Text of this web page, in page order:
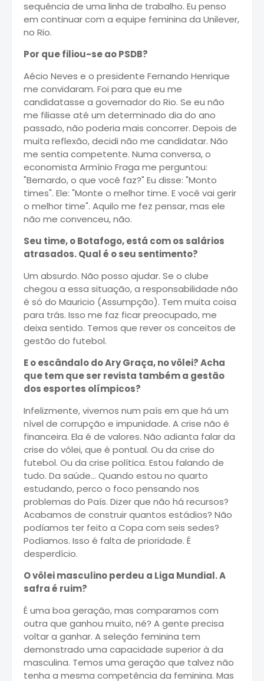
sequência de uma linha de trabalho. Eu penso
em continuar com a equipe feminina da Unilever,
no Rio.
Por que filiou-se ao PSDB?
Aécio Neves e o presidente Fernando Henrique
me convidaram. Foi para que eu me
candidatasse a governador do Rio. Se eu não
me filiasse até um determinado dia do ano
passado, não poderia mais concorrer. Depois de
muita reflexão, decidi não me candidatar. Não
me sentia competente. Numa conversa, o
economista Armínio Fraga me perguntou:
"Bernardo, o que você faz?" Eu disse: "Monto
times". Ele: "Monte o melhor time. E você vai gerir
o melhor time". Aquilo me fez pensar, mas ele
não me convenceu, não.
Seu time, o Botafogo, está com os salários
atrasados. Qual é o seu sentimento?
Um absurdo. Não posso ajudar. Se o clube
chegou a essa situação, a responsabilidade não
é só do Mauricio (Assumpção). Tem muita coisa
para trás. Isso me faz ficar preocupado, me
deixa sentido. Temos que rever os conceitos de
gestão do futebol.
E o escândalo do Ary Graça, no vôlei? Acha
que tem que ser revista também a gestão
dos esportes olímpicos?
Infelizmente, vivemos num país em que há um
nível de corrupção e impunidade. A crise não é
financeira. Ela é de valores. Não adianta falar da
crise do vôlei, que é pontual. Ou da crise do
futebol. Ou da crise política. Estou falando de
tudo. Da saúde… Quando estou no quarto
estudando, perco o foco pensando nos
problemas do País. Dizer que não há recursos?
Acabamos de construir quantos estádios? Não
podíamos ter feito a Copa com seis sedes?
Podíamos. Isso é falta de prioridade. É
desperdício.
O vôlei masculino perdeu a Liga Mundial. A
safra é ruim?
É uma boa geração, mas comparamos com
outra que ganhou muito, né? A gente precisa
voltar a ganhar. A seleção feminina tem
demonstrado uma capacidade superior à da
masculina. Temos uma geração que talvez não
tenha a mesma competência da feminina. Mas